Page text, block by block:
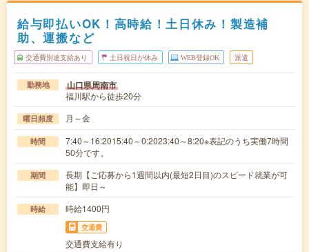
給与即払いOK！高時給！土日休み！製造補
助、運搬など
交通費別途支給あり 土日祝日が休み WEB登録OK 派遣
勤務地 山口県周南市
福川駅から徒歩20分
曜日頻度 月～金
時間
7:40～16:2015:40～0:2023:40～8:20※表記のうち実働7時間
50分です。
期間
長期【ご応募から1週間以内(最短2日目)のスピード就業が可
能】即日～
時給 時給1400円
交通費
交通費支給有り